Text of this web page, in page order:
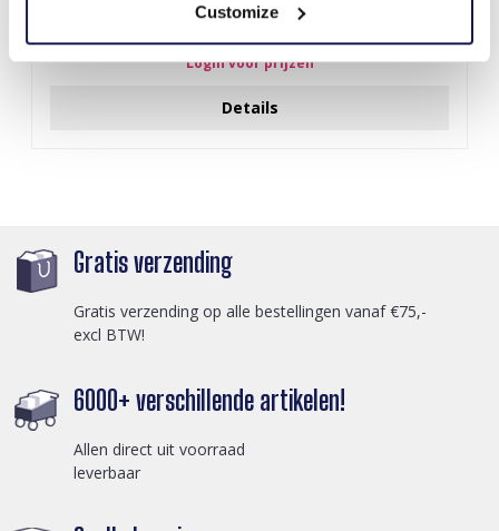
Customize
X-G4.1 SCARF1107-002-5 Summer Scarf 70x70cm
Login voor prijzen
Details
Gratis verzending
Gratis verzending op alle bestellingen vanaf €75,-
excl BTW!
6000+ verschillende artikelen!
Allen direct uit voorraad
leverbaar